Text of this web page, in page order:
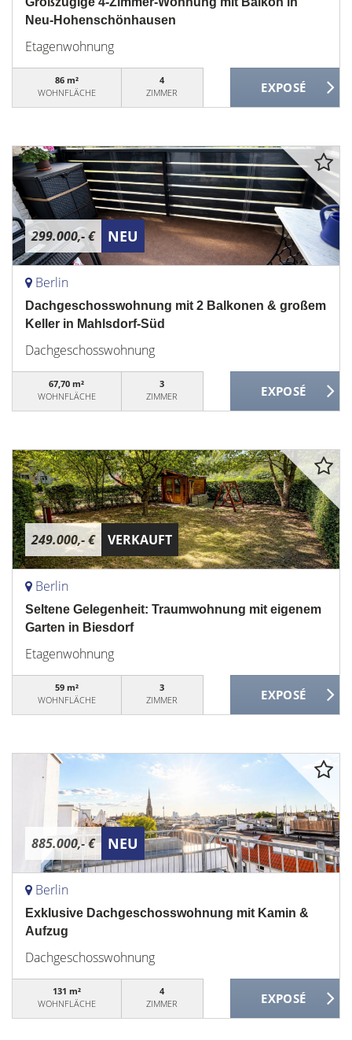
Neu-Hohenschönhausen
Etagenwohnung
86 m²
WOHNFLÄCHE
4
ZIMMER
299.000,- € NEU
Berlin
Dachgeschosswohnung mit 2 Balkonen & großem
Keller in Mahlsdorf-Süd
Dachgeschosswohnung
67,70 m²
WOHNFLÄCHE
3
ZIMMER
249.000,- € VERKAUFT
Berlin
Seltene Gelegenheit: Traumwohnung mit eigenem
Garten in Biesdorf
Etagenwohnung
59 m²
WOHNFLÄCHE
3
ZIMMER
885.000,- € NEU
Berlin
Exklusive Dachgeschosswohnung mit Kamin &
Aufzug
Dachgeschosswohnung
131 m²
WOHNFLÄCHE
4
ZIMMER